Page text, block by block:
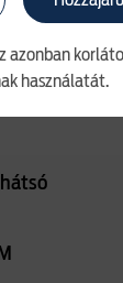
azonban
használatát.